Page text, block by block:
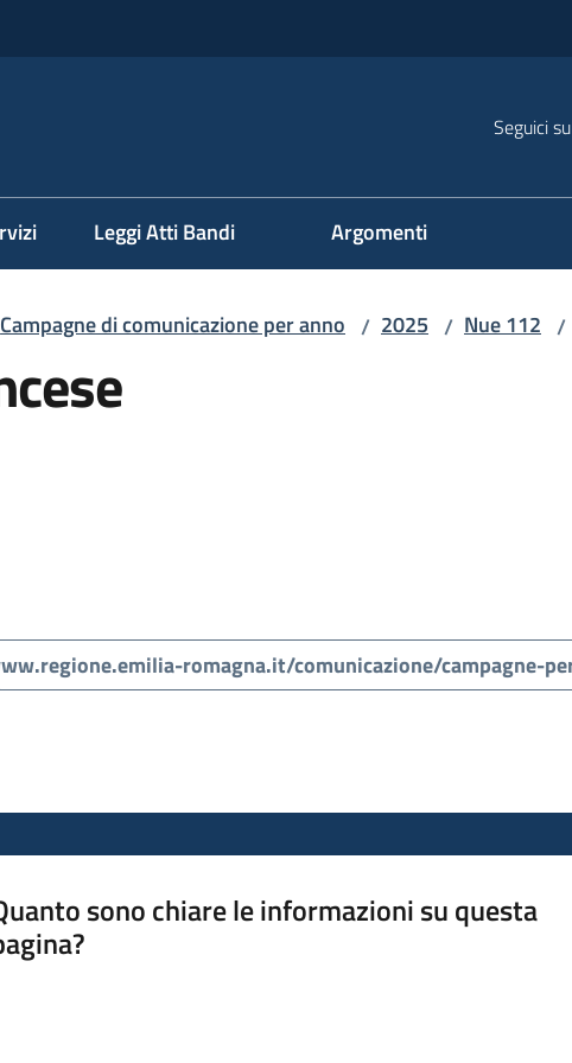
Seguici su
Leggi Atti Bandi Argomenti
Campagne di comunicazione per anno / 2025 / Nue 112 /
sono chiare le informazioni su questa